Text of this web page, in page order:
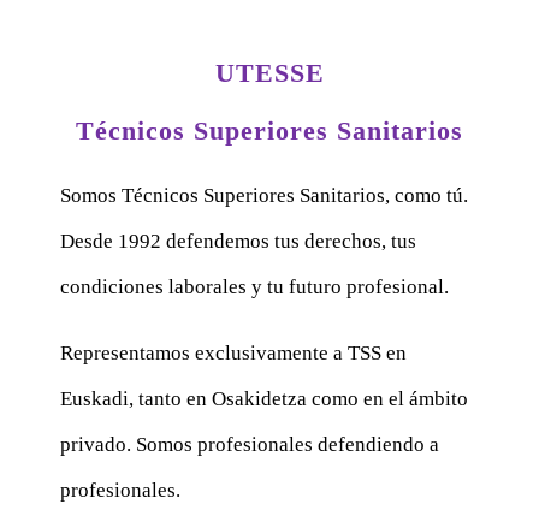
UTESSE
Técnicos Superiores Sanitarios
Somos Técnicos Superiores Sanitarios, como tú.
Desde 1992 defendemos tus derechos, tus
condiciones laborales y tu futuro profesional.
Representamos exclusivamente a TSS en
Euskadi, tanto en Osakidetza como en el ámbito
privado. Somos profesionales defendiendo a
profesionales.